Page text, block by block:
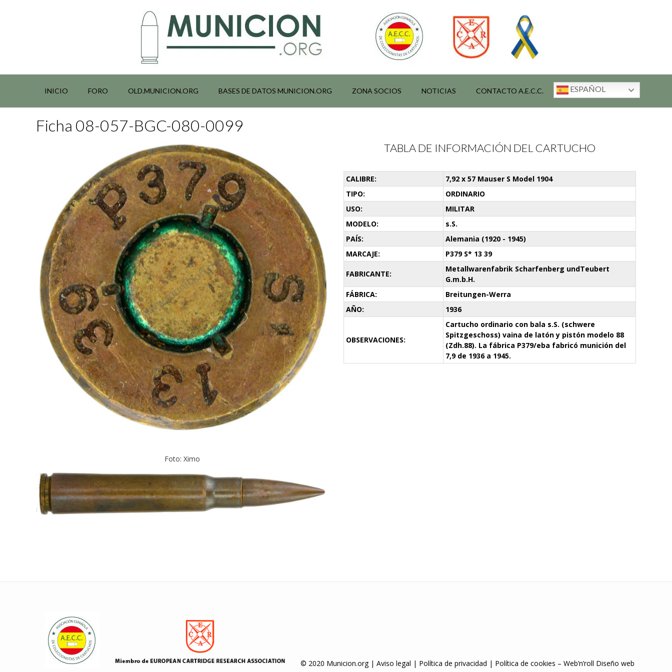
INICIO FORO OLD.MUNICION.ORG BASES DE DATOS MUNICION.ORG ZONA SOCIOS NOTICIAS CONTACTO A.E.C.C. ESPAÑOL
Ficha 08-057-BGC-080-0099
Foto: Ximo
TABLA DE INFORMACIÓN DEL CARTUCHO
CALIBRE:
7,92 x 57 Mauser S Model 1904
TIPO:
ORDINARIO
USO:
MILITAR
MODELO:
s.S.
PAÍS:
Alemania (1920 - 1945)
MARCAJE:
P379 S* 13 39
FABRICANTE:
Metallwarenfabrik Scharfenberg undTeubert
G.m.b.H.
FÁBRICA:
Breitungen-Werra
AÑO:
1936
OBSERVACIONES:
Cartucho ordinario con bala s.S. (schwere
Spitzgeschoss) vaina de latón y pistón modelo 88
(Zdh.88). La fábrica P379/eba fabricó munición del
7,9 de 1936 a 1945.
© 2020 Municion.org | Aviso legal | Política de privacidad | Política de cookies – Web’n’roll Diseño web